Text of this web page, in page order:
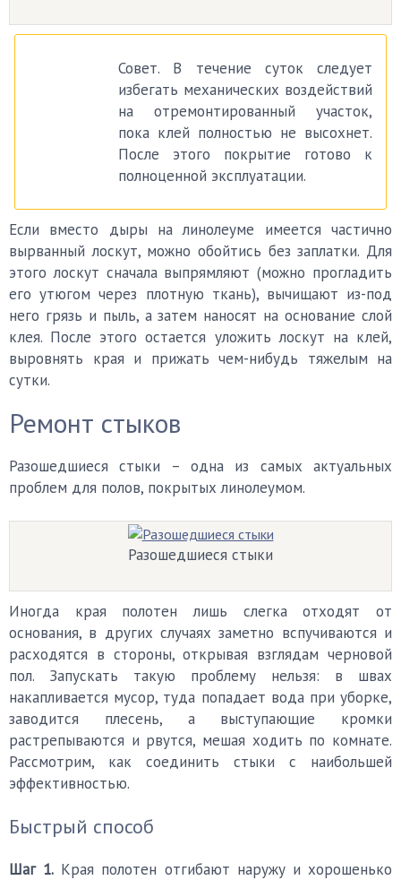
Совет. В течение суток следует
избегать механических воздействий
на отремонтированный участок,
пока клей полностью не высохнет.
После этого покрытие готово к
полноценной эксплуатации.
Если вместо дыры на линолеуме имеется частично
вырванный лоскут, можно обойтись без заплатки. Для
этого лоскут сначала выпрямляют (можно прогладить
его утюгом через плотную ткань), вычищают из-под
него грязь и пыль, а затем наносят на основание слой
клея. После этого остается уложить лоскут на клей,
выровнять края и прижать чем-нибудь тяжелым на
сутки.
Ремонт стыков
Разошедшиеся стыки – одна из самых актуальных
проблем для полов, покрытых линолеумом.
Разошедшиеся стыки
Иногда края полотен лишь слегка отходят от
основания, в других случаях заметно вспучиваются и
расходятся в стороны, открывая взглядам черновой
пол. Запускать такую проблему нельзя: в швах
накапливается мусор, туда попадает вода при уборке,
заводится плесень, а выступающие кромки
растрепываются и рвутся, мешая ходить по комнате.
Рассмотрим, как соединить стыки с наибольшей
эффективностью.
Быстрый способ
Шаг 1. Края полотен отгибают наружу и хорошенько